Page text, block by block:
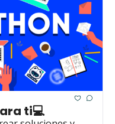
ti💻